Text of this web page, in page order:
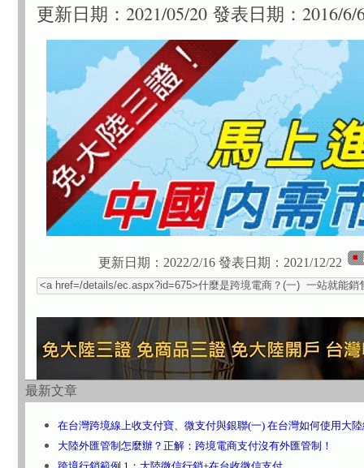
更新日期：2021/05/20 發表日期：2016/6/
更新日期：2022/2/16 發表日期：2021/12/22
最新文章
在台灣跨境線上收支付寶、微支付與銀聯(一) 在台灣如何使用大
大陸外匯管制怎麼辦？正解：跨境電商支付沒有外匯管制！